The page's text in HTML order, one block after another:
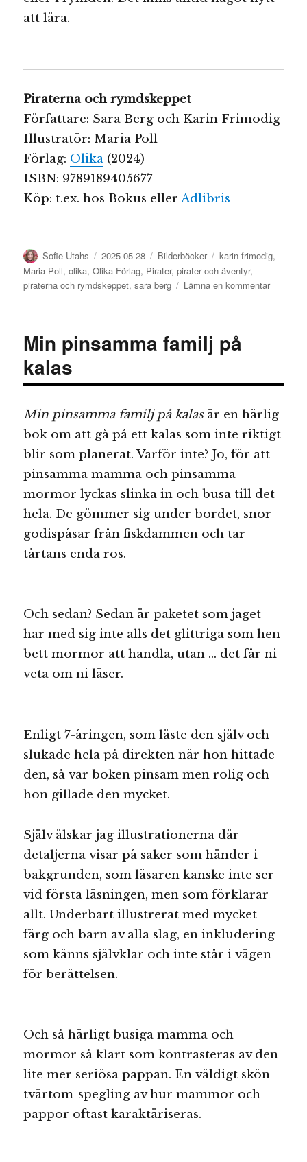
att lära.
Piraterna och rymdskeppet
Författare: Sara Berg och Karin Frimodig
Illustratör: Maria Poll
Förlag: Olika (2024)
ISBN: 9789189405677
Köp: t.ex. hos Bokus ellerAdlibris
Författare
Sofie Utahs
Publicerat
den
2025-05-28 Kategorier
Bilderböcker Etiketter
karin frimodig,
Maria Poll,olika,Olika Förlag, Pirater,pirater och äventyr,
piraterna och rymdskeppet,sara berg Lämna en kommentartill
Min pinsamma familj på
kalas
Min pinsamma familj på kalasär en härlig
bok om att gå på ett kalas som inte riktigt
blir som planerat. Varför inte? Jo, för att
pinsamma mamma och pinsamma
mormor lyckas slinka in och busa till det
hela. De gömmer sig under bordet, snor
godispåsar från fiskdammen och tar
tårtans enda ros.
Och sedan? Sedan är paketet som jaget
har med sig inte alls det glittriga som hen
bett mormor att handla, utan … det får ni
veta om ni läser.
Enligt 7-åringen, som läste den själv och
slukade hela på direkten när hon hittade
den, så var boken pinsam men rolig och
hon gillade den mycket.
Själv älskar jag illustrationerna där
detaljerna visar på saker som händer i
bakgrunden, som läsaren kanske inte ser
vid första läsningen, men som förklarar
allt. Underbart illustrerat med mycket
färg och barn av alla slag, en inkludering
som känns självklar och inte står i vägen
för berättelsen.
Och så härligt busiga mamma och
mormor så klart som kontrasteras av den
lite mer seriösa pappan. En väldigt skön
tvärtom-spegling av hur mammor och
pappor oftast karaktäriseras.